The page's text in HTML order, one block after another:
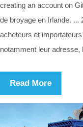
creating an account on
de broyage en Irlande. ...
acheteurs et
notamment leur adresse,
Read More